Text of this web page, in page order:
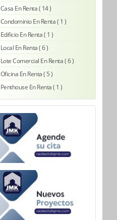
Casa En Renta ( 14 )
Condominio En Renta ( 1 )
Edificio En Renta ( 1 )
Local En Renta ( 6 )
Lote Comercial En Renta ( 6 )
Oficina En Renta ( 5 )
Penthouse En Renta ( 1 )